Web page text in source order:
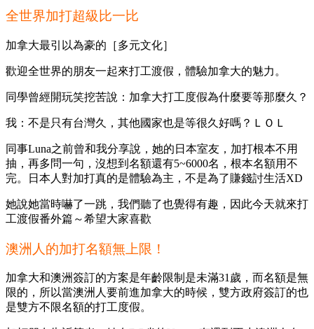
全世界加打超級比一比
加拿大最引以為豪的［多元文化］
歡迎全世界的朋友一起來打工渡假，體驗加拿大的魅力。
同學曾經開玩笑挖苦說：加拿大打工度假為什麼要等那麼久？
我：不是只有台灣久，其他國家也是等很久好嗎？ＬＯＬ
同事Luna之前曾和我分享說，她的日本室友，加打根本不用
抽，再多問一句，沒想到名額還有5~6000名，根本名額用不
完。日本人對加打真的是體驗為主，不是為了賺錢討生活XD
她說她當時嚇了一跳，我們聽了也覺得有趣，因此今天就來打
工渡假番外篇～希望大家喜歡
澳洲人的加打名額無上限！
加拿大和澳洲簽訂的方案是年齡限制是未滿31歲，而名額是無
限的，所以當澳洲人要前進加拿大的時候，雙方政府簽訂的也
是雙方不限名額的打工度假。